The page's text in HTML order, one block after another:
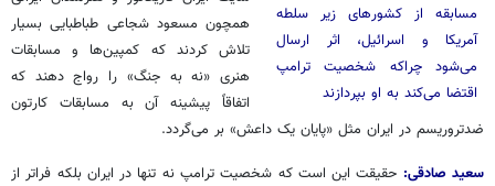
مسابقه از کشورهای زیر سلطه
آمریکا و اسرائیل، اثر ارسال
می‌شود چراکه شخصیت ترامپ
اقتضا می‌کند به او بپردازند
همچون مسعود شجاعی طباطبایی بسیار
تلاش کردند که کمپین‌ها و مسابقات
هنری «نه به جنگ» را رواج دهند که
اتفاقاً پیشینه آن به مسابقات کارتون
ضدتروریسم در ایران مثل «پایان یک داعش» بر می‌گردد.
سعید صادقی: حقیقت این است که شخصیت ترامپ نه تنها در ایران بلکه فراتر از